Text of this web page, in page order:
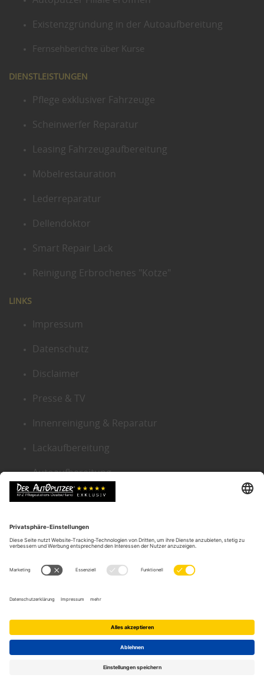
Existenzgründung in der Autoaufbereitung
Fernsehberichte über Kurse
DIENSTLEISTUNGEN
Pflege exklusiver Fahrzeuge
Scheinwerfer Reparatur
Leasing Fahrzeugaufbereitung
Möbelrestauration
Lederreparatur
Dellendoktor
Smart Repair Lack
Reinigung Erbrochenes "Kotze"
LINKS
Impressum
Datenschutz
Disclaimer
Presse & TV
Innenreinigung & Reparatur
Lackaufbereitung
Autoaufbereitung
Sitemap
KONTAKT ZENTRALE
Der Autoputzer Deutschland ®
Gneisenaustr. 9
Autoputzer Filialen in Ihrer Nähe